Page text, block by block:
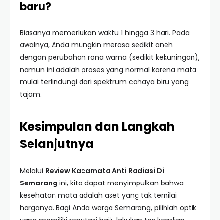
baru?
Biasanya memerlukan waktu 1 hingga 3 hari. Pada
awalnya, Anda mungkin merasa sedikit aneh
dengan perubahan rona warna (sedikit kekuningan),
namun ini adalah proses yang normal karena mata
mulai terlindungi dari spektrum cahaya biru yang
tajam.
Kesimpulan dan Langkah
Selanjutnya
Melalui Review Kacamata Anti Radiasi Di
Semarang ini, kita dapat menyimpulkan bahwa
kesehatan mata adalah aset yang tak ternilai
harganya. Bagi Anda warga Semarang, pilihlah optik